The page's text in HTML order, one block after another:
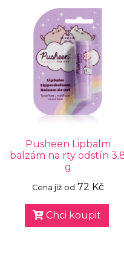
Pusheen Lipbalm
balzám na rty odstín
g
Cena již od 72 Kč
Chci koupit